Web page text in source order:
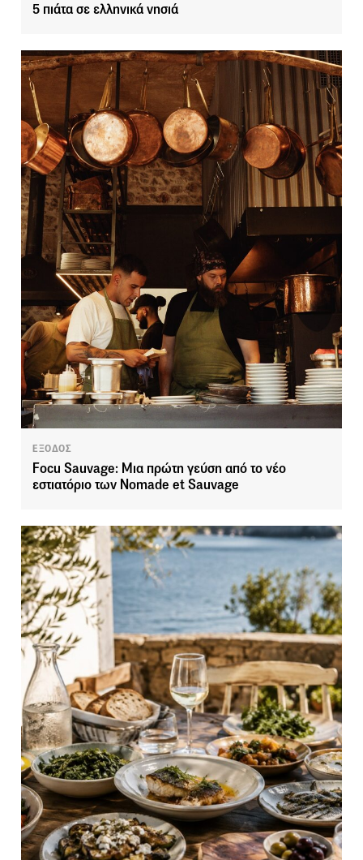
5 πιάτα σε ελληνικά νησιά
ΕΞΟΔΟΣ
Focu Sauvage: Μια πρώτη γεύση από το νέο
εστιατόριο των Nomade et Sauvage